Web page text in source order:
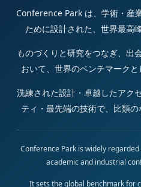
Conference Park は、学術・産
ために設計された、世界最高
ものづくりと研究をつなぎ、出
おいて、世界のベンチマークと
洗練された設計・卓越したアク
ティ・最先端の技術で、比類の
Conference Park is widely
academic and industrial
It sets the global benchmark for